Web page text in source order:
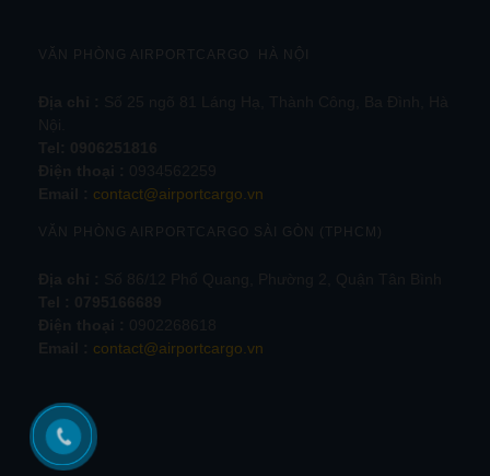
VĂN PHÒNG AIRPORTCARGO HÀ NỘI
contact@airportcargo.vn
VĂN PHÒNG AIRPORTCARGO SÀI GÒN (TPHCM)
contact@airportcargo.vn